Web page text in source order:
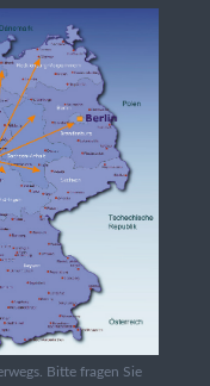
Bitte fragen Sie